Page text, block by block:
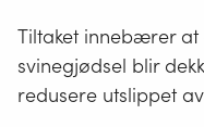
Tiltaket innebærer
svinegjødsel blir
redusere utslippet